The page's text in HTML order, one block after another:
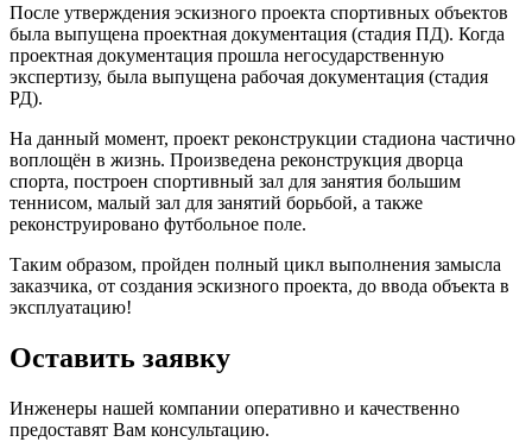
После утверждения эскизного проекта спортивных объектов
была выпущена проектная документация (стадия ПД). Когда
проектная документация прошла негосударственную
экспертизу, была выпущена рабочая документация (стадия
РД).
На данный момент, проект реконструкции стадиона частично
воплощён в жизнь. Произведена реконструкция дворца
спорта, построен спортивный зал для занятия большим
теннисом, малый зал для занятий борьбой, а также
реконструировано футбольное поле.
Таким образом, пройден полный цикл выполнения замысла
заказчика, от создания эскизного проекта, до ввода объекта в
эксплуатацию!
Оставить заявку
Инженеры нашей компании оперативно и качественно
предоставят Вам консультацию.